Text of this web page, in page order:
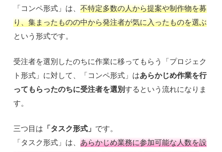
「コンペ形式」は、不特定多数の人から提案や制作物を募
り、集まったものの中から発注者が気に入ったものを選ぶ
という形式です。
受注者を選別したのちに作業に移ってもらう「プロジェク
ト形式」に対して、「コンペ形式」はあらかじめ作業を行
ってもらったのちに受注者を選別するという流れになりま
す。
三つ目は 「タスク形式」 です。
「タスク形式」は、あらかじめ業務に参加可能な人数を設